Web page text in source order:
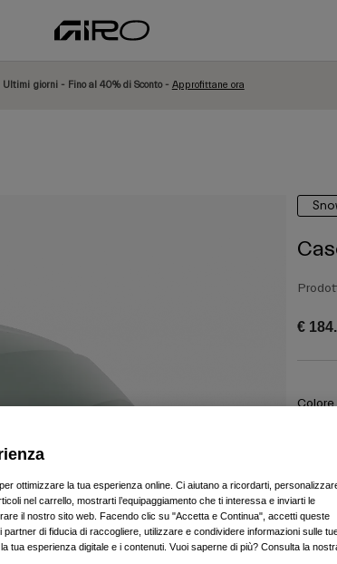
giorni - Fino al 40% di Sconto - Approfittane ora
€
ottimizzare la tua esperienza online. Ci aiutano a ricordarti,
nel carrello, mostrarti l’equipaggiamento che ti interessa e inviarti le
il nostro sito web. Facendo clic su "Accetta e Continua", accetti queste
di fiducia di raccogliere, utilizzare e condividere informazioni sulle
tua esperienza digitale e i contenuti. Vuoi saperne di più? Consulta la